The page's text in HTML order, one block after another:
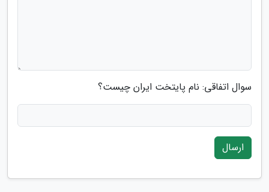
سوال اتفاقی: نام پایتخت ایران چیست؟
ارسال